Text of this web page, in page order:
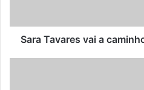
de
Luz"Sara Tavares vai a